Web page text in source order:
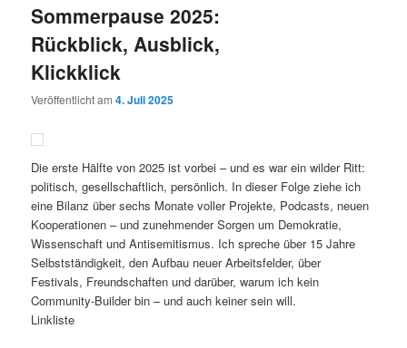
Sommerpause 2025:
Rückblick, Ausblick,
Klickklick
Veröffentlicht am4. Juli 2025
Die erste Hälfte von 2025 ist vorbei – und es war ein wilder Ritt:
politisch, gesellschaftlich, persönlich. In dieser Folge ziehe ich
eine Bilanz über sechs Monate voller Projekte, Podcasts, neuen
Kooperationen – und zunehmender Sorgen um Demokratie,
Wissenschaft und Antisemitismus. Ich spreche über 15 Jahre
Selbstständigkeit, den Aufbau neuer Arbeitsfelder, über
Festivals, Freundschaften und darüber, warum ich kein
Community-Builder bin – und auch keiner sein will.
Linkliste